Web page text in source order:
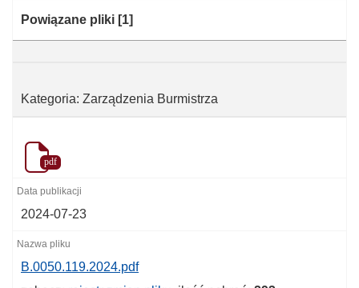
Kategoria:
Powiązane pliki [1]
Kategoria: Zarządzenia Burmistrza
pdf
2024-07-23
B.0050.119.2024.pdf